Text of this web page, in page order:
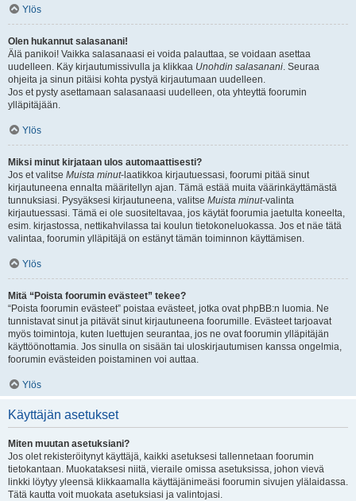
Ylös
Olen hukannut salasanani!
Älä panikoi! Vaikka salasanaasi ei voida palauttaa, se voidaan asettaa
uudelleen. Käy kirjautumissivulla ja klikkaa Unohdin salasanani. Seuraa
ohjeita ja sinun pitäisi kohta pystyä kirjautumaan uudelleen.
Jos et pysty asettamaan salasanaasi uudelleen, ota yhteyttä foorumin
ylläpitäjään.
Ylös
Miksi minut kirjataan ulos automaattisesti?
Jos et valitse Muista minut-laatikkoa kirjautuessasi, foorumi pitää sinut
kirjautuneena ennalta määritellyn ajan. Tämä estää muita väärinkäyttämästä
tunnuksiasi. Pysyäksesi kirjautuneena, valitse Muista minut-valinta
kirjautuessasi. Tämä ei ole suositeltavaa, jos käytät foorumia jaetulta koneelta,
esim. kirjastossa, nettikahvilassa tai koulun tietokoneluokassa. Jos et näe tätä
valintaa, foorumin ylläpitäjä on estänyt tämän toiminnon käyttämisen.
Ylös
Mitä “Poista foorumin evästeet” tekee?
“Poista foorumin evästeet” poistaa evästeet, jotka ovat phpBB:n luomia. Ne
tunnistavat sinut ja pitävät sinut kirjautuneena foorumille. Evästeet tarjoavat
myös toimintoja, kuten luettujen seurantaa, jos ne ovat foorumin ylläpitäjän
käyttöönottamia. Jos sinulla on sisään tai uloskirjautumisen kanssa ongelmia,
foorumin evästeiden poistaminen voi auttaa.
Ylös
Käyttäjän asetukset
Miten muutan asetuksiani?
Jos olet rekisteröitynyt käyttäjä, kaikki asetuksesi tallennetaan foorumin
tietokantaan. Muokataksesi niitä, vieraile omissa asetuksissa, johon vievä
linkki löytyy yleensä klikkaamalla käyttäjänimeäsi foorumin sivujen ylälaidassa.
Tätä kautta voit muokata asetuksiasi ja valintojasi.